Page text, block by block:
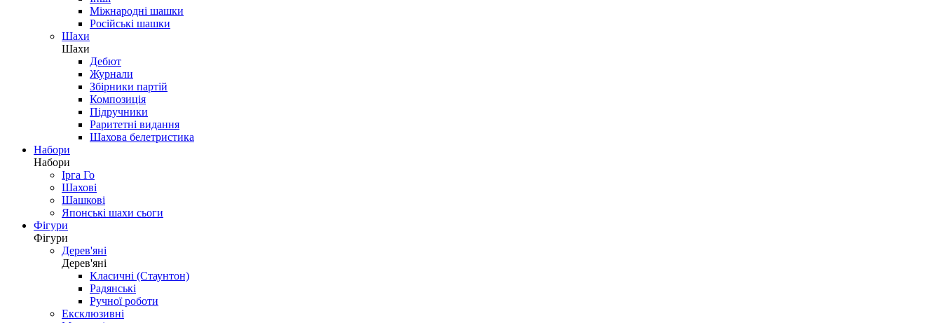
Міжнародні шашки
Російські шашки
Шахи
Шахи
Дебют
Журнали
Збірники партій
Композиція
Підручники
Раритетні видання
Шахова белетристика
Набори
Набори
Ірга Го
Шахові
Шашкові
Японські шахи сьоги
Фігури
Фігури
Дерев'яні
Дерев'яні
Класичні (Стаунтон)
Радянські
Ручної роботи
Ексклюзивні